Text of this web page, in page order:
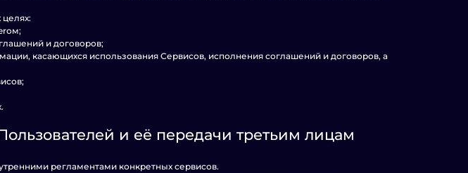
и договоров;
касающихся использования Сервисов, исполнения соглашений и договоров, а
и её передачи третьим лицам
регламентами конкретных сервисов.